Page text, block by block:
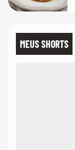
MEUS SHORTS